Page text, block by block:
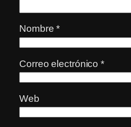
Nombre*
Correo electrónico*
Web